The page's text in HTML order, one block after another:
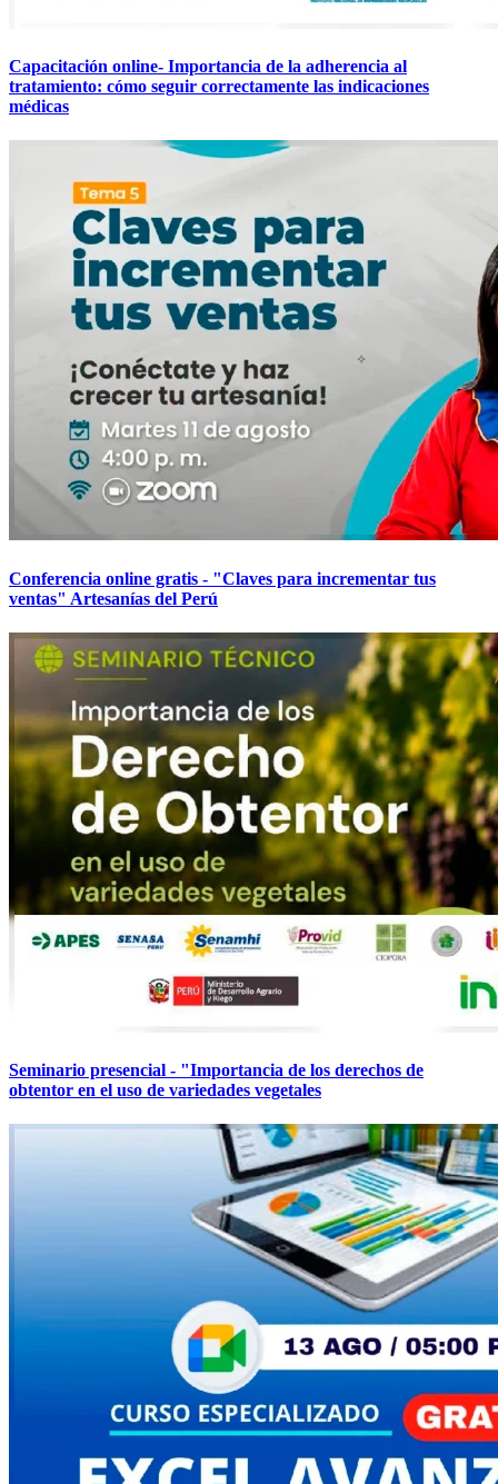
Capacitación online- Importancia de la adherencia al
tratamiento: cómo seguir correctamente las indicaciones
médicas
Conferencia online gratis - "Claves para incrementar tus
ventas" Artesanías del Perú
Seminario presencial - "Importancia de los derechos de
obtentor en el uso de variedades vegetales